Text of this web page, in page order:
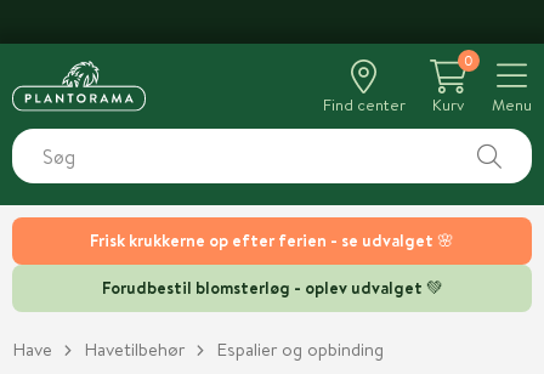
Frisk krukkerne op efter ferien - se udvalget 🌸
Forudbestil blomsterløg - oplev udvalget 💚
Find center
0
Kurv
Menu
Have Havetilbehør Espalier og opbinding